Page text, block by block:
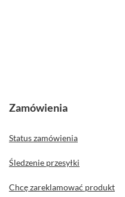
Zamówienia
Status zamówienia
Śledzenie przesyłki
Chcę zareklamować produkt